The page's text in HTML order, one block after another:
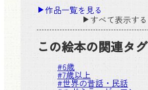
作品一覧を見る
すべて表示する
この絵本の関連タ
#6歳
#7歳以上
#世界の昔話・民話